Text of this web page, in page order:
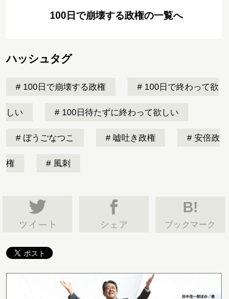
100日で崩壊する政権の一覧へ
ハッシュタグ
100日で崩壊する政権 100日で終わって欲
しい 100日待たずに終わって欲しい
ぼうごなつこ 嘘吐き政権 安倍政
権 風刺
B!
ブックマーク